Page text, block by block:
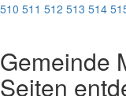
510 511 512 513 514
Gemeinde
Seiten